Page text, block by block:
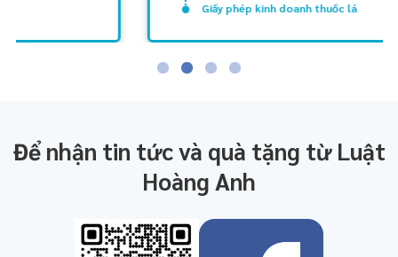
Giấy phép kinh doanh thuốc lá
Để nhận tin tức và quà tặng từ Luật
Hoàng Anh